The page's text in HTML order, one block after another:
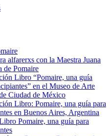
alfarerxs con la Maestra Juana
de Pomaire
Libro “Pomaire, una guía
en el Museo de Arte
Ciudad de México
Libro: Pomaire, una guía para
en Buenos Aires, Argentina
Pomaire, una guía para